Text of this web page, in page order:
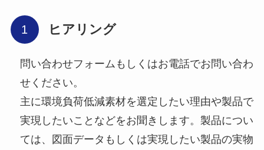
ヒアリング
問い合わせフォームもしくはお電話でお問い合わ
せください。
主に環境負荷低減素材を選定したい理由や製品で
実現したいことなどをお聞きします。製品につい
ては、図面データもしくは実現したい製品の実物